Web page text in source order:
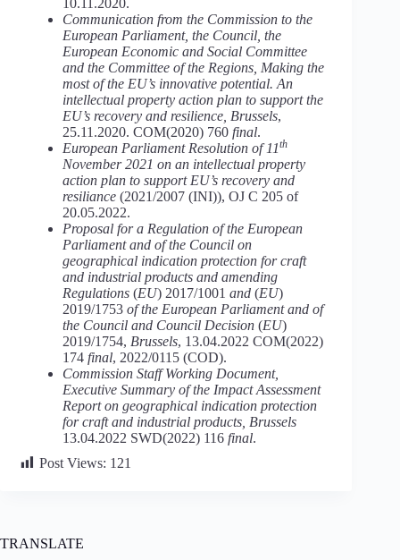
Communication from the Commission to the
European Parliament, the Council, the
European Economic and Social Committee
and the Committee of the Regions, Making the
most of the EU’s innovative potential. An
intellectual property action plan to support the
EU’s recovery and resilience, Brussels,
25.11.2020. COM(2020) 760 final.
European Parliament Resolution of 11th
November 2021 on an intellectual property
action plan to support EU’s recovery and
resiliance (2021/2007 (INI)), OJ C 205 of
20.05.2022.
Proposal for a Regulation of the European
Parliament and of the Council on
geographical indication protection for craft
and industrial products and amending
Regulations (EU) 2017/1001 and (EU)
2019/1753 of the European Parliament and of
the Council and Council Decision (EU)
2019/1754, Brussels, 13.04.2022 COM(2022)
174 final, 2022/0115 (COD).
Commission Staff Working Document,
Executive Summary of the Impact Assessment
Report on geographical indication protection
for craft and industrial products, Brussels
13.04.2022 SWD(2022) 116 final.
Post Views: 121
TRANSLATE